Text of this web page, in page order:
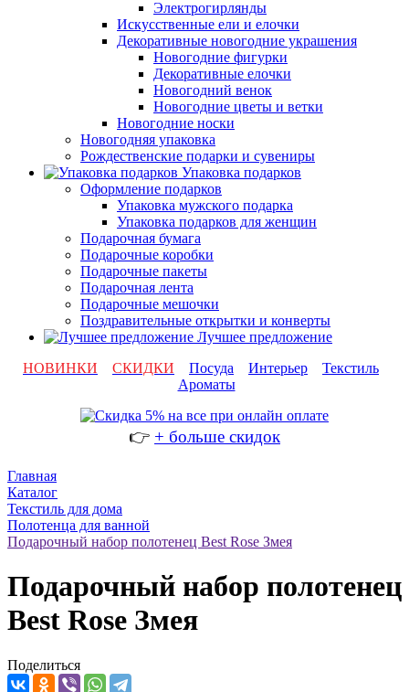
Электрогирлянды
Искусственные ели и елочки
Декоративные новогодние украшения
Новогодние фигурки
Декоративные елочки
Новогодний венок
Новогодние цветы и ветки
Новогодние носки
Новогодняя упаковка
Рождественские подарки и сувениры
Упаковка подарков
Оформление подарков
Упаковка мужского подарка
Упаковка подарков для женщин
Подарочная бумага
Подарочные коробки
Подарочные пакеты
Подарочная лента
Подарочные мешочки
Поздравительные открытки и конверты
Лучшее предложение
НОВИНКИ
СКИДКИ Посуда Интерьер
Текстиль
Ароматы
👉 + больше скидок
Главная
Каталог
Текстиль для дома
Полотенца для ванной
Подарочный набор полотенец Best Rose Змея
Подарочный набор полотенец
Best Rose Змея
Поделиться